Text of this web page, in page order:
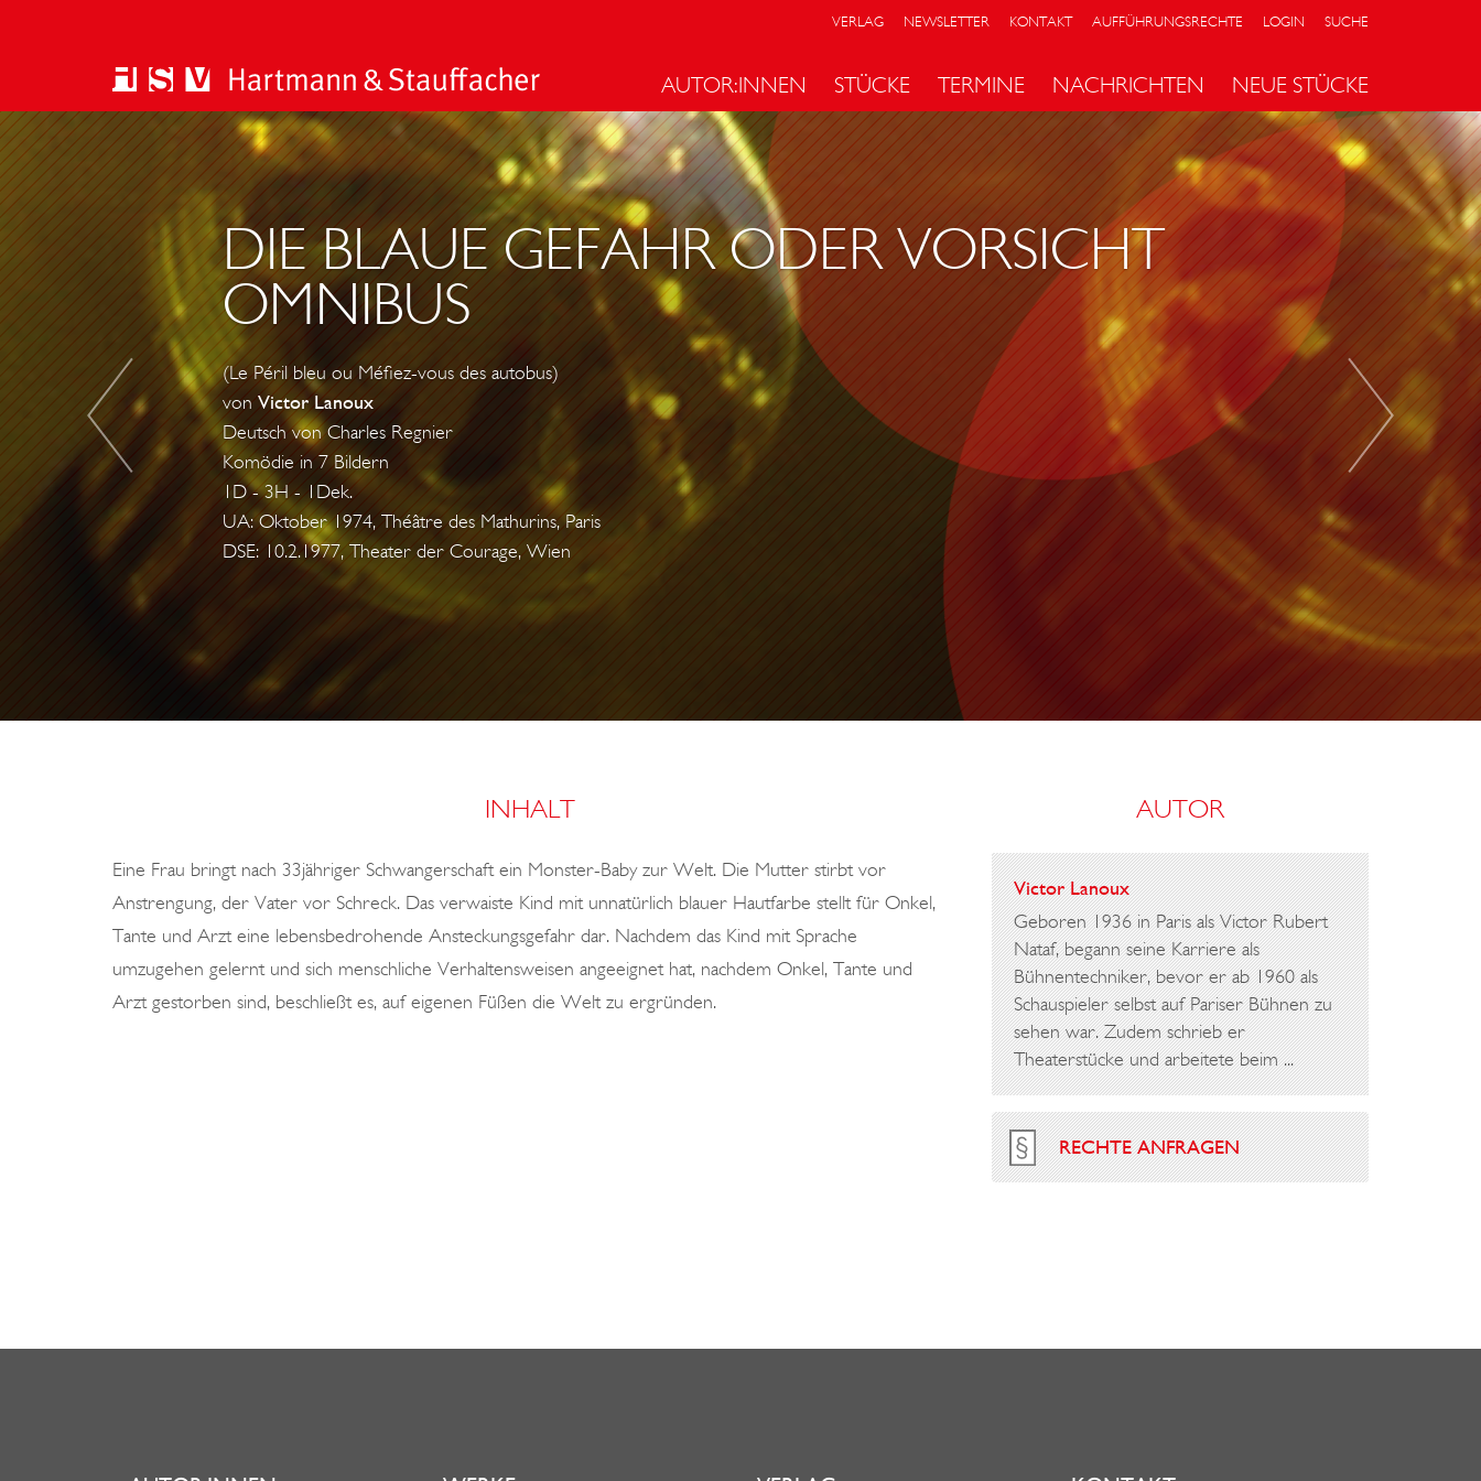
VERLAG NEWSLETTER KONTAKT AUFFÜHRUNGSRECHTE LOGIN SUCHE
AUTOR:INNEN STÜCKE TERMINE NACHRICHTEN
NEUE STÜCKE
D
E
N
Ö
F
N
D
E
R
B
Ü
C
S
E
N
Ö
F
N
DIE BLAUE GEFAHR ODER VORSICHT
OMNIBUS
(Le Péril bleu ou Méfiez-vous des autobus)
von Victor Lanoux
Deutsch von Charles Regnier
Komödie in 7 Bildern
1D - 3H - 1Dek.
UA: Oktober 1974, Théâtre des Mathurins, Paris
DSE: 10.2.1977, Theater der Courage, Wien
INHALT
Eine Frau bringt nach 33jähriger Schwangerschaft ein Monster-Baby zur Welt. Die Mutter stirbt vor
Anstrengung, der Vater vor Schreck. Das verwaiste Kind mit unnatürlich blauer Hautfarbe stellt für Onkel,
Tante und Arzt eine lebensbedrohende Ansteckungsgefahr dar. Nachdem das Kind mit Sprache
umzugehen gelernt und sich menschliche Verhaltensweisen angeeignet hat, nachdem Onkel, Tante und
Arzt gestorben sind, beschließt es, auf eigenen Füßen die Welt zu ergründen.
AUTOR
Victor Lanoux
Geboren 1936 in Paris als Victor Rubert
Nataf, begann seine Karriere als
Bühnentechniker, bevor er ab 1960 als
Schauspieler selbst auf Pariser Bühnen zu
sehen war. Zudem schrieb er
Theaterstücke und arbeitete beim ...
RECHTE ANFRAGEN